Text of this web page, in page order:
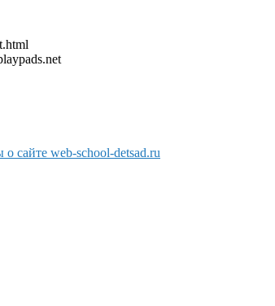
сайте web-school-detsad.ru